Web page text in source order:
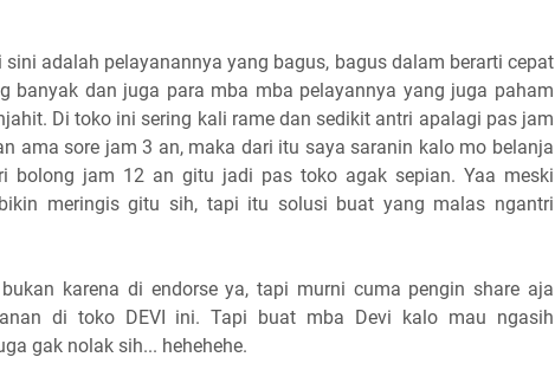
adalah pelayanannya yang bagus, bagus dalam berarti cepat
banyak dan juga para mba mba pelayannya yang juga paham
Di toko ini sering kali rame dan sedikit antri apalagi pas jam
ama sore jam 3 an, maka dari itu saya saranin kalo mo belanja
bolong jam 12 an gitu jadi pas toko agak sepian. Yaa meski
meringis gitu sih, tapi itu solusi buat yang malas ngantri
karena di endorse ya, tapi murni cuma pengin share aja
di toko DEVI ini. Tapi buat mba Devi kalo mau ngasih
gak nolak sih... hehehehe.